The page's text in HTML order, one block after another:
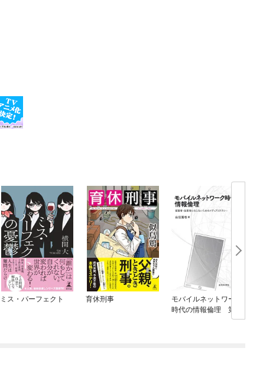
ミス・パーフェクト 育休刑事
モバイルネットワーク
時代の情報倫理 第2
版：被害者・加害者に